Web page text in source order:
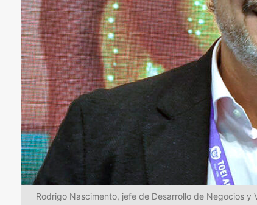
Rodrigo Nascimento, jefe de Desarrollo de Negocios y